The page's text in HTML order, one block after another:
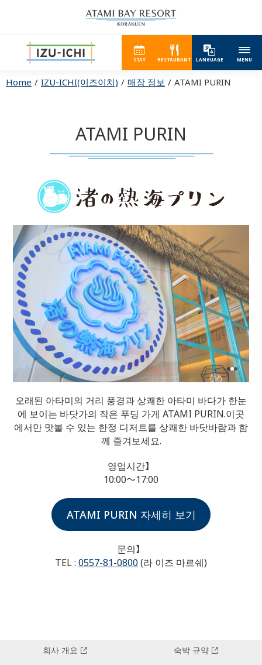
STAY RESTAURANT LANGUAGE MENU
Home IZU-ICHI(이즈이치) 매장 정보 ATAMI PURIN
ATAMI PURIN
오래된 아타미의 거리 풍경과 상쾌한 아타미 바다가 한눈
에 보이는 바닷가의 작은 푸딩 가게 ATAMI PURIN.이곳
에서만 맛볼 수 있는 한정 디저트를 상쾌한 바닷바람과 함
께 즐겨보세요.
영업시간】
10:00～17:00
ATAMI PURIN 자세히 보기
문의】
TEL : 0557-81-0800(라 이즈 마르쉐)
회사 개요
숙박 규약